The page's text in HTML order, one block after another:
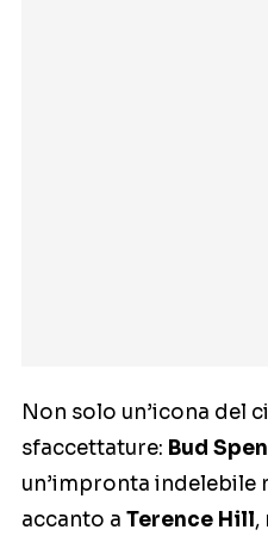
Non solo un’icona del
sfaccettature: Bud
un’impronta indelebile
accanto a Terence Hill,